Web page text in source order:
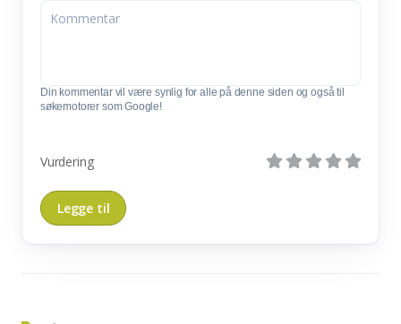
Din kommentar vil være synlig for alle på denne siden og også til
søkemotorer som Google!
Vurdering